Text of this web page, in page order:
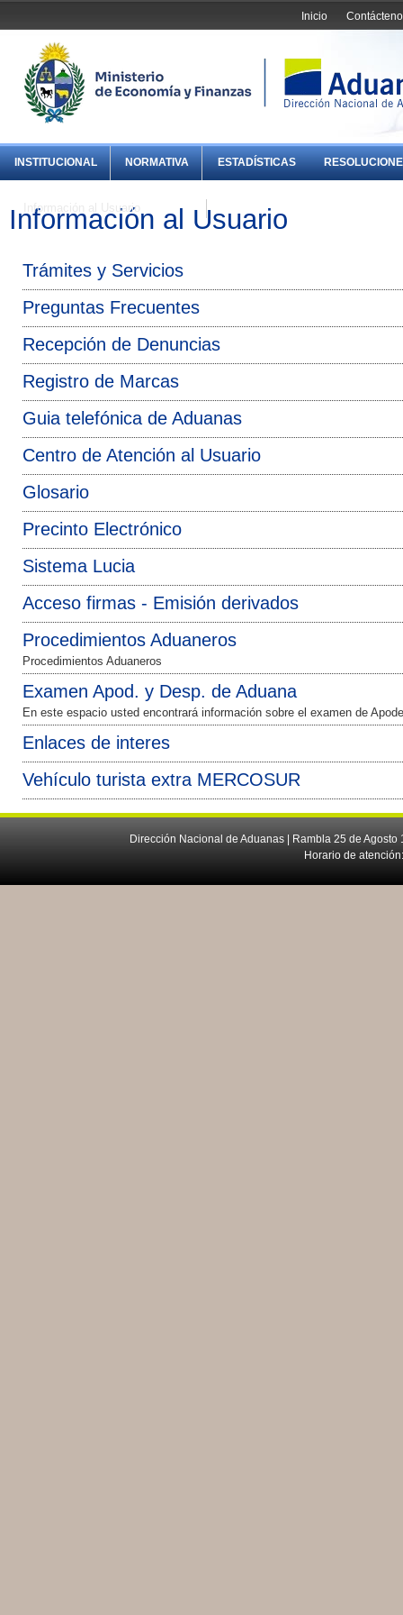
Inicio
INSTITUCIONAL NORMATIVA ESTADÍSTICAS
Información al Usuario
Información al Usuario
Trámites y Servicios
Preguntas Frecuentes
Recepción de Denuncias
Registro de Marcas
Guia telefónica de Aduanas
Centro de Atención al Usuario
Glosario
Precinto Electrónico
Sistema Lucia
Acceso firmas - Emisión derivados
Procedimientos Aduaneros
Procedimientos Aduaneros
Examen Apod. y Desp. de Aduana
En este espacio usted encontrará información sobre el examen de
Enlaces de interes
Vehículo turista extra MERCOSUR
Dirección Nacional de Aduanas | Rambla 25 de
Horario de